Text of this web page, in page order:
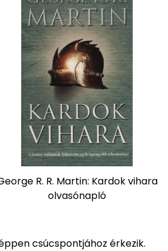
R. R. Martin: Kardok vihara
olvasónapló
csúcspontjához érkezik.